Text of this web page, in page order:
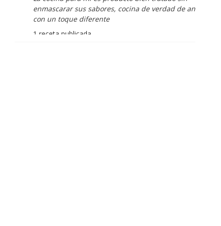
enmascarar sus sabores, cocina de verdad de antaño
con un toque diferente
1 receta publicada